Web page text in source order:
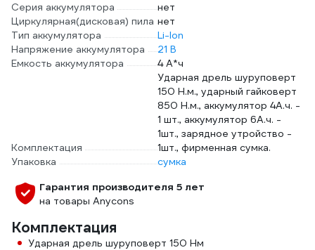
Серия аккумулятора
нет
Циркулярная(дисковая) пила нет
Тип аккумулятора
Li-Ion
Напряжение аккумулятора
21 В
Емкость аккумулятора
4 А*ч
Комплектация
Ударная дрель шуруповерт
150 Н.м., ударный гайковерт
850 Н.м., аккумулятор 4А.ч. -
1 шт., аккумулятор 6А.ч. -
1шт., зарядное утройство -
1шт., фирменная сумка.
Упаковка
сумка
Гарантия производителя 5 лет
на товары Anycons
Комплектация
Ударная дрель шуруповерт 150 Нм